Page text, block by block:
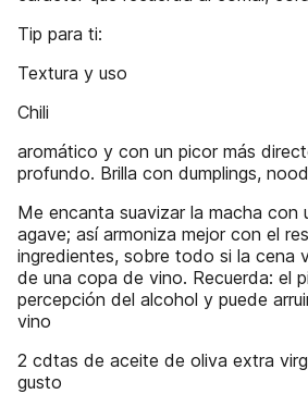
Tip para ti:
Textura y uso
Chili
aromático y con un picor más
profundo. Brilla con dumplings,
Me encanta suavizar la macha con
agave; así armoniza mejor con el
ingredientes, sobre todo si la cena
de una copa de vino. Recuerda: el
percepción del alcohol y puede
vino
2 cdtas de aceite de oliva extra
gusto